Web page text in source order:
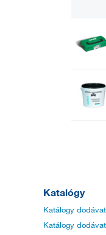
Katalógy
Katálogy
Katálogy